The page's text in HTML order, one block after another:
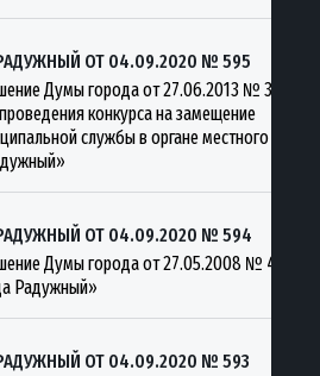
ОТ 04.09.2020 № 595
Думы города от 27.06.2013 № 393
конкурса на замещение
службы в органе местного
ОТ 04.09.2020 № 594
Думы города от 27.05.2008 № 468
Радужный»
ОТ 04.09.2020 № 593